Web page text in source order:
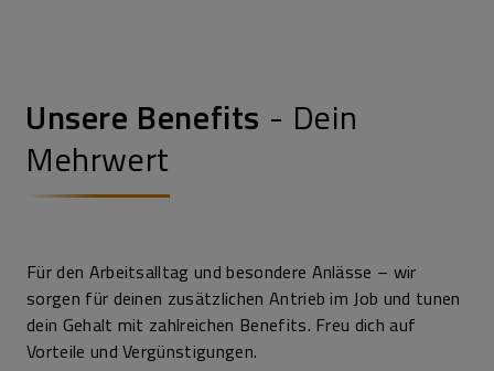
Unsere Benefits - Dein
Mehrwert
Für den Arbeitsalltag und besondere Anlässe – wir
sorgen für deinen zusätzlichen Antrieb im Job und tunen
dein Gehalt mit zahlreichen Benefits. Freu dich auf
Vorteile und Vergünstigungen.